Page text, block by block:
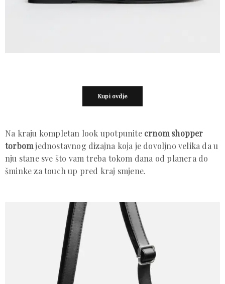
Kupi ovdje
Na kraju kompletan look upotpunite crnom shopper
torbomjednostavnog dizajna koja je dovoljno velika da u
nju stane sve što vam treba tokom dana od planera do
šminke za touch up pred kraj smjene.